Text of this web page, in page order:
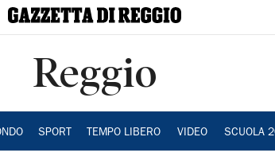
Reggio
SPORT TEMPO LIBERO VIDEO SCUOLA